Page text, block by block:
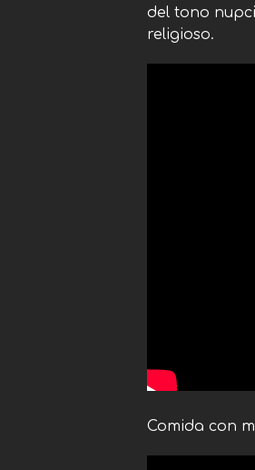
del tono
religioso.
Comida con